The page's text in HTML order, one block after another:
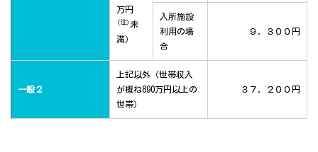
万円
(注) 未
満）
入所施設
利用の場
合
９，３００円
一般２
上記以外（世帯収入
が概ね890万円以上の
世帯）
３７，２００円